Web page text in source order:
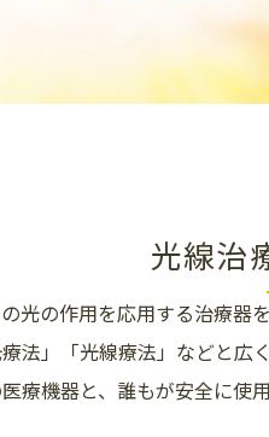
光線治
光の作用を応用する治療器
法」「光線療法」などと広
療機器と、誰もが安全に使